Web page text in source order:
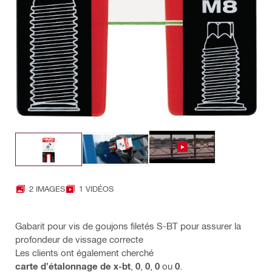
2 IMAGES 1 VIDÉOS
Gabarit pour vis de goujons filetés S-BT pour assurer la
profondeur de vissage correcte
Les clients ont également cherché
carte d'étalonnage de x-bt 0 0 0 ou 0